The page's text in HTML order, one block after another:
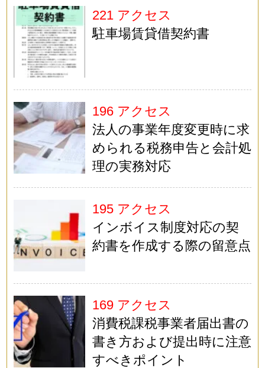
221 アクセス
駐車場賃貸借契約書
196 アクセス
法人の事業年度変更時に求
められる税務申告と会計処
理の実務対応
195 アクセス
インボイス制度対応の契
約書を作成する際の留意点
169 アクセス
消費税課税事業者届出書の
書き方および提出時に注意
すべきポイント